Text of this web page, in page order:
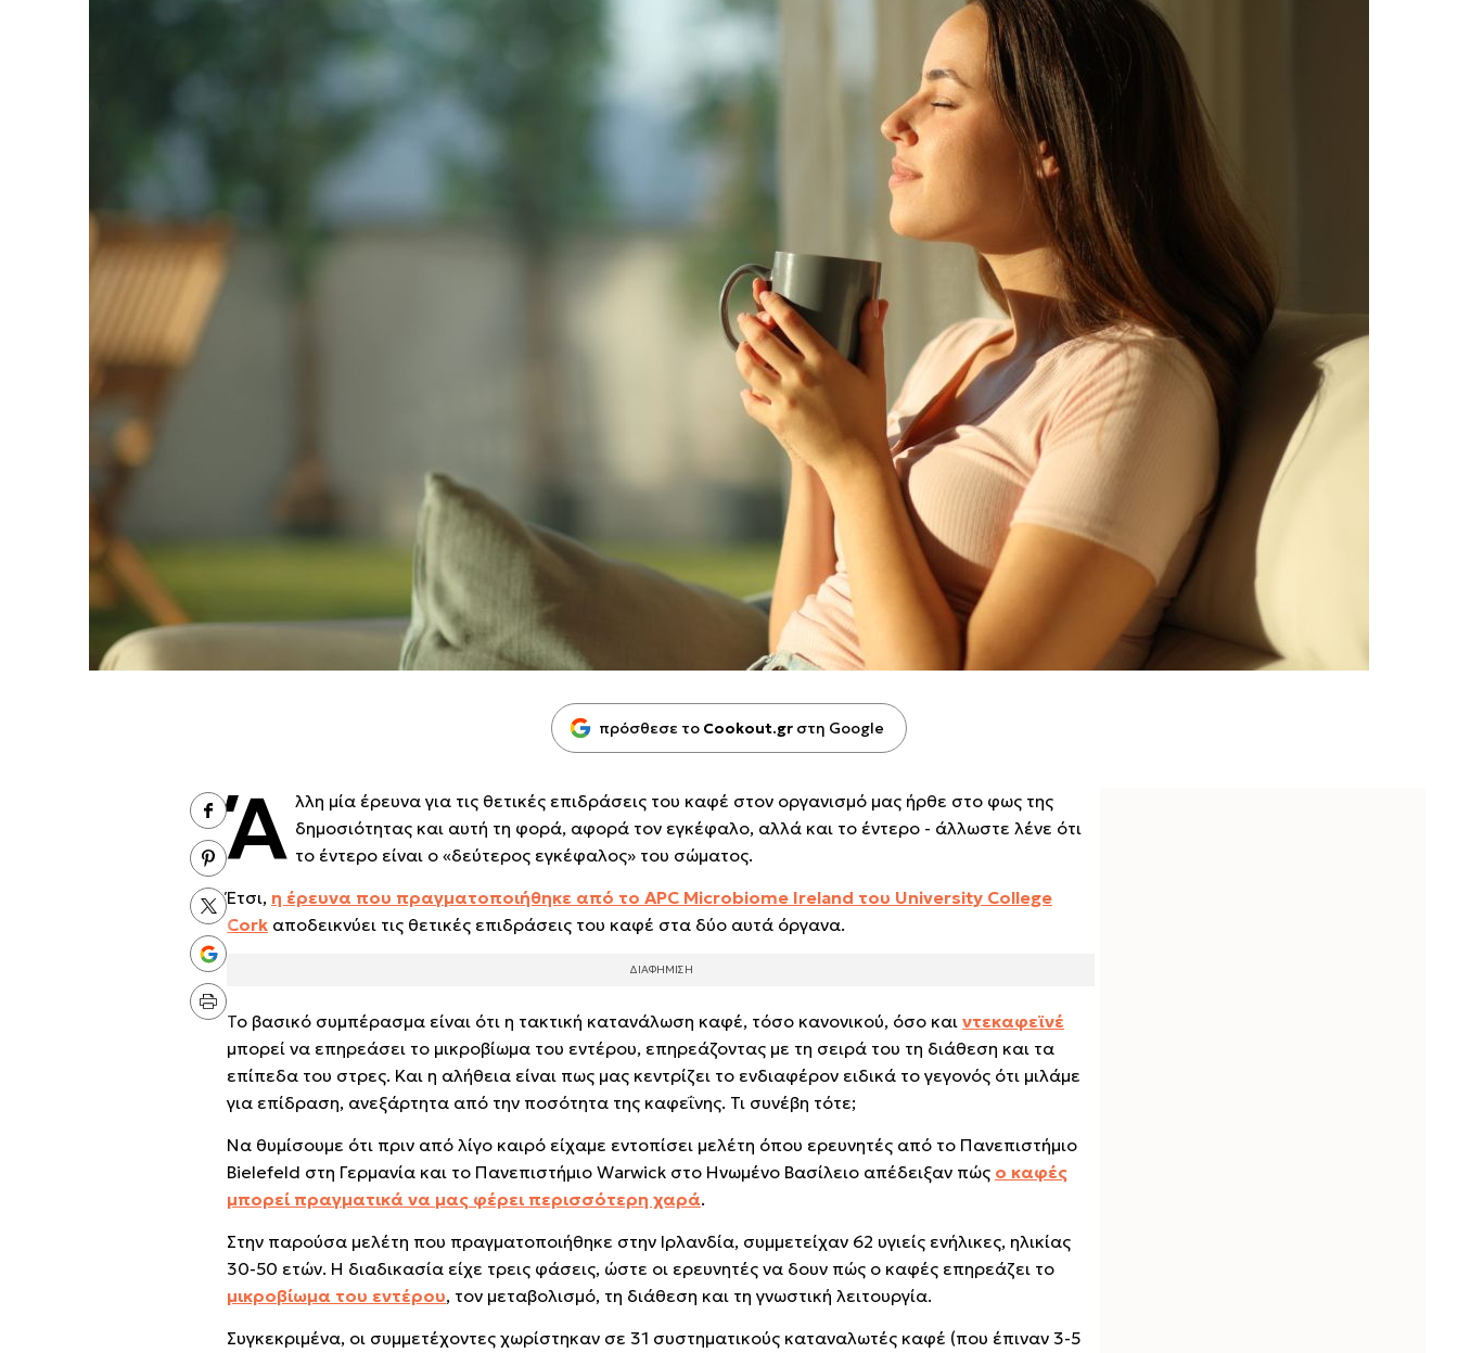
πρόσθεσε το Cookout.gr στη Google
Ά λλη μία έρευνα για τις θετικές επιδράσεις του καφέ στον οργανισμό μας ήρθε στο φως της
δημοσιότητας και αυτή τη φορά, αφορά τον εγκέφαλο, αλλά και το έντερο - άλλωστε λένε ότι
το έντερο είναι ο «δεύτερος εγκέφαλος» του σώματος.
Έτσι, η έρευνα που πραγματοποιήθηκε από το APC Microbiome Ireland του University College
Cork αποδεικνύει τις θετικές επιδράσεις του καφέ στα δύο αυτά όργανα.
Το βασικό συμπέρασμα είναι ότι η τακτική κατανάλωση καφέ, τόσο κανονικού, όσο και ντεκαφεϊνέ
μπορεί να επηρεάσει το μικροβίωμα του εντέρου, επηρεάζοντας με τη σειρά του τη διάθεση και τα
επίπεδα του στρες. Και η αλήθεια είναι πως μας κεντρίζει το ενδιαφέρον ειδικά το γεγονός ότι μιλάμε
για επίδραση, ανεξάρτητα από την ποσότητα της καφεΐνης. Τι συνέβη τότε;
Να θυμίσουμε ότι πριν από λίγο καιρό είχαμε εντοπίσει μελέτη όπου ερευνητές από το Πανεπιστήμιο
Bielefeld στη Γερμανία και το Πανεπιστήμιο Warwick στο Ηνωμένο Βασίλειο απέδειξαν πώς ο καφές
μπορεί πραγματικά να μας φέρει περισσότερη χαρά.
Στην παρούσα μελέτη που πραγματοποιήθηκε στην Ιρλανδία, συμμετείχαν 62 υγιείς ενήλικες, ηλικίας
30-50 ετών. Η διαδικασία είχε τρεις φάσεις, ώστε οι ερευνητές να δουν πώς ο καφές επηρεάζει το
μικροβίωμα του εντέρου, τον μεταβολισμό, τη διάθεση και τη γνωστική λειτουργία.
Συγκεκριμένα, οι συμμετέχοντες χωρίστηκαν σε 31 συστηματικούς καταναλωτές καφέ (που έπιναν 3-5